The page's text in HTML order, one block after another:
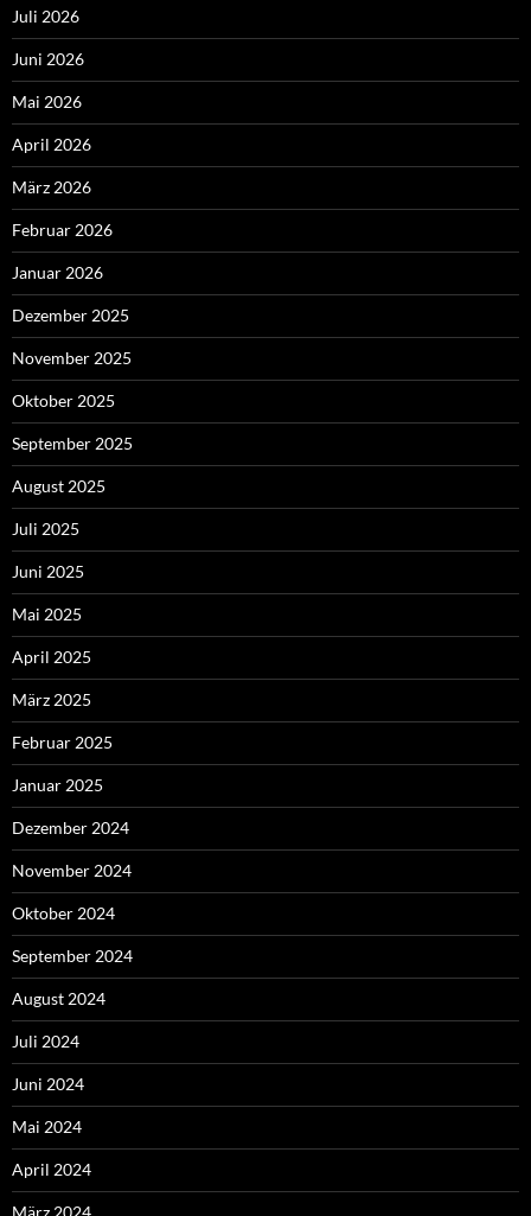
Juli 2026
Juni 2026
Mai 2026
April 2026
März 2026
Februar 2026
Januar 2026
Dezember 2025
November 2025
Oktober 2025
September 2025
August 2025
Juli 2025
Juni 2025
Mai 2025
April 2025
März 2025
Februar 2025
Januar 2025
Dezember 2024
November 2024
Oktober 2024
September 2024
August 2024
Juli 2024
Juni 2024
Mai 2024
April 2024
März 2024